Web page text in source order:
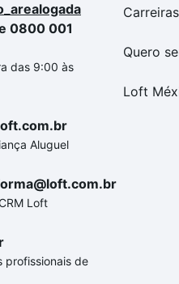
0800 001
das 9:00 às
Aluguel
Loft
profissionais de
Carreiras
Quero
Loft